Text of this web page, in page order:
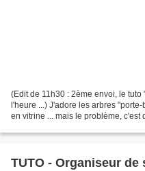
(Edit de 11h30 : 2ème envoi, le
l'heure ...) J'adore les arbres
en vitrine ... mais le problème,
TUTO - Organiseur